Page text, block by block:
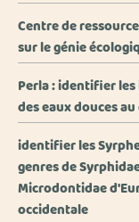
Centre de
sur le génie
Perla : identifier
des eaux douces
identifier les
genres de
Microdontidae
occidentale